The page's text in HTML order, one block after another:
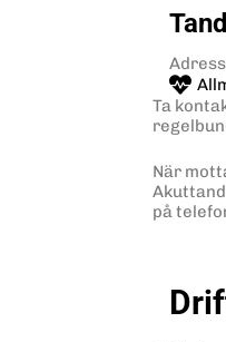
Ta
När
på